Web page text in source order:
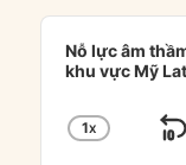
Audio
Player
Nỗ lực âm
khu vực Mỹ
CHANGE
1X